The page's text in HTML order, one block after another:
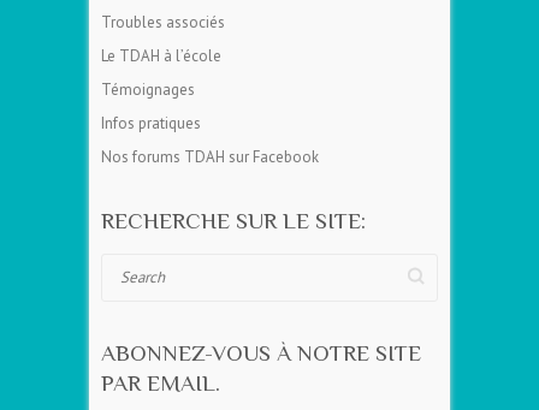
Troubles associés
Le TDAH à l’école
Témoignages
Infos pratiques
Nos forums TDAH sur Facebook
RECHERCHE SUR LE SITE:
ABONNEZ-VOUS À NOTRE SITE
PAR EMAIL.